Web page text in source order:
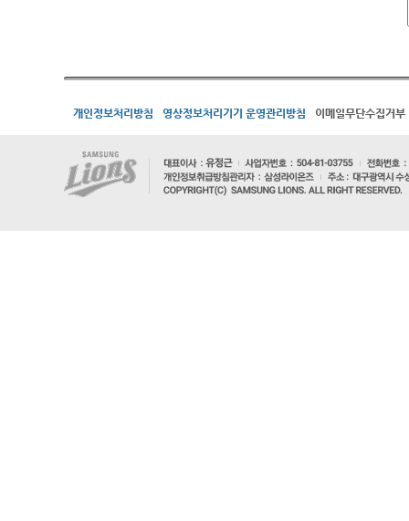
개인정보처리방침 영상정보처리기기 운영관리방침 이메일무단수집거부